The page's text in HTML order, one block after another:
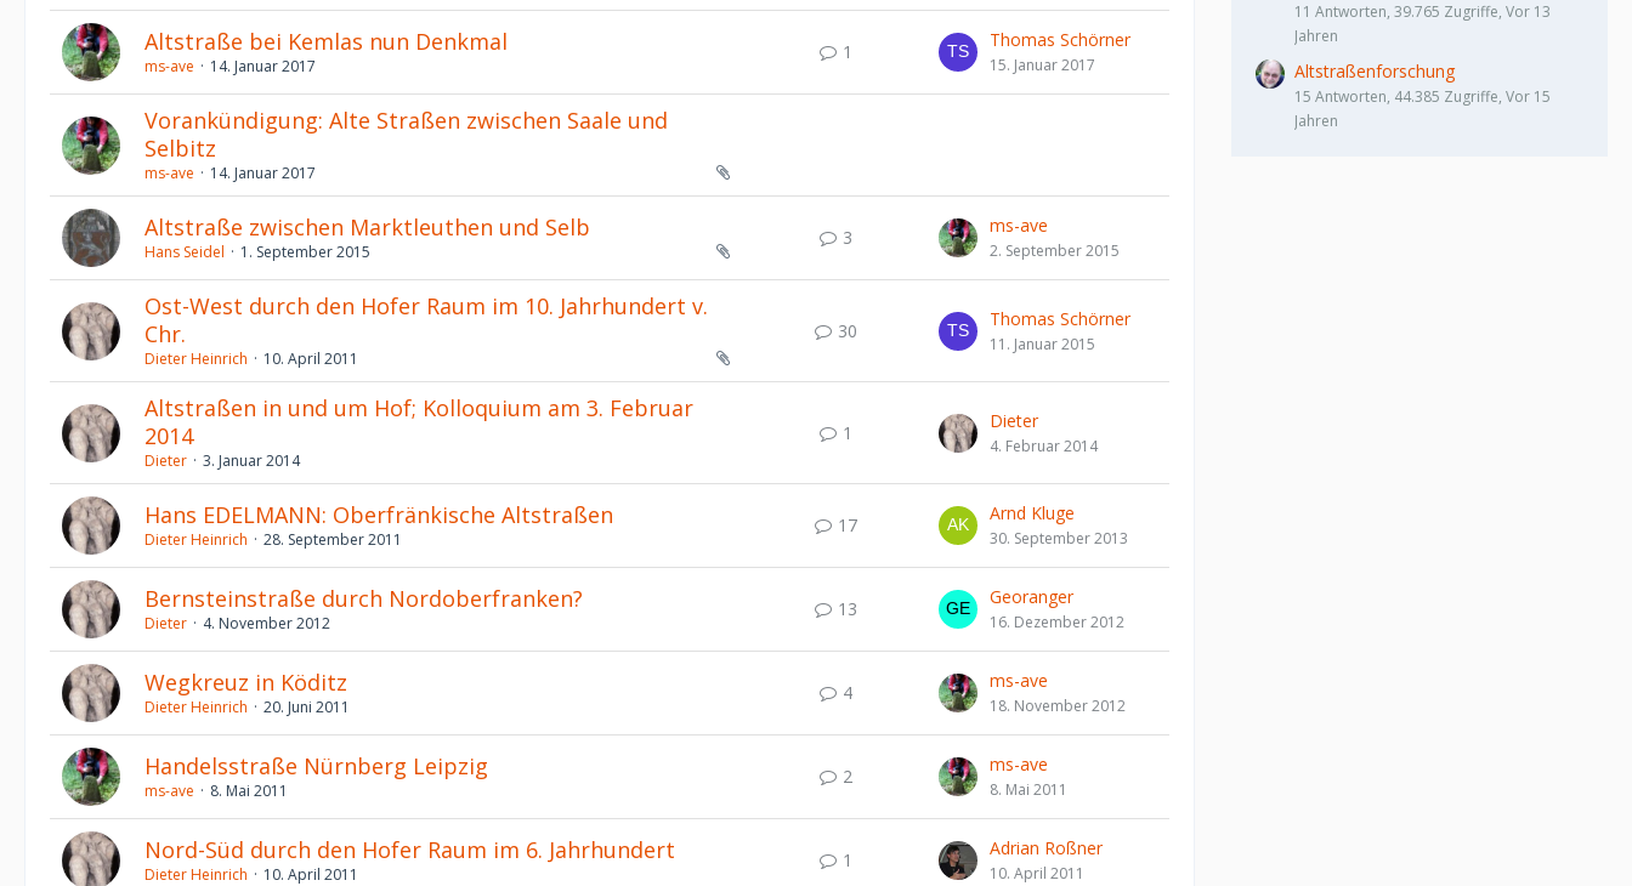
Altstraße bei Kemlas nun Denkmal
ms-ave 14. Januar 2017
1
Thomas Schörner
15. Januar 2017
Vorankündigung: Alte Straßen zwischen Saale und
Selbitz
ms-ave 14. Januar 2017
Altstraße zwischen Marktleuthen und Selb
Hans Seidel 1. September 2015
3
ms-ave
2. September 2015
Ost-West durch den Hofer Raum im 10. Jahrhundert v.
Chr.
Dieter Heinrich 10. April 2011
30
Thomas Schörner
11. Januar 2015
Altstraßen in und um Hof; Kolloquium am 3. Februar
2014
Dieter 3. Januar 2014
1
Dieter
4. Februar 2014
Hans EDELMANN: Oberfränkische Altstraßen
Dieter Heinrich 28. September 2011
17
Arnd Kluge
30. September 2013
Bernsteinstraße durch Nordoberfranken?
Dieter 4. November 2012
13
Georanger
16. Dezember 2012
Wegkreuz in Köditz
Dieter Heinrich 20. Juni 2011
4
ms-ave
18. November 2012
Handelsstraße Nürnberg Leipzig
ms-ave 8. Mai 2011
2
ms-ave
8. Mai 2011
Nord-Süd durch den Hofer Raum im 6. Jahrhundert
Dieter Heinrich 10. April 2011
1
Adrian Roßner
10. April 2011
11 Antworten, 39.765 Zugriffe, Vor 13
Jahren
Altstraßenforschung
15 Antworten, 44.385 Zugriffe, Vor 15
Jahren